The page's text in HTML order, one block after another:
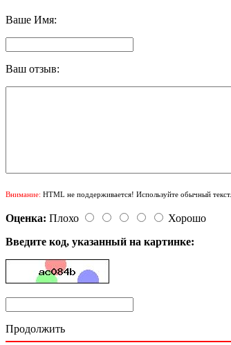
Ваше Имя:
Ваш отзыв:
Внимание: HTML не поддерживается! Используйте обычный текст.
Оценка: Плохо
Хорошо
Введите код, указанный на картинке:
Продолжить